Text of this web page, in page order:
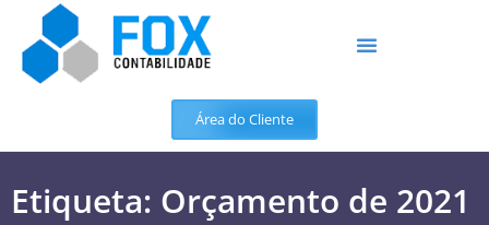
Área do Cliente
Etiqueta: Orçamento de 2021